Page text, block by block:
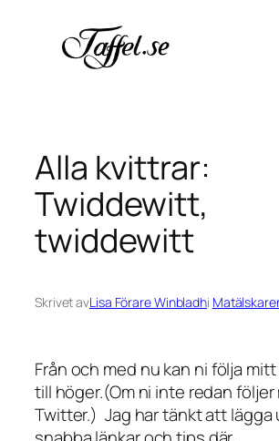
innehåll
Alla kvittrar:
Twiddewitt,
twiddewitt
Skrivet avLisa Förare Winbladhi
Från och med nu kan ni följa
till höger.(Om ni inte redan följer
Twitter.) Jag har tänkt att lägga